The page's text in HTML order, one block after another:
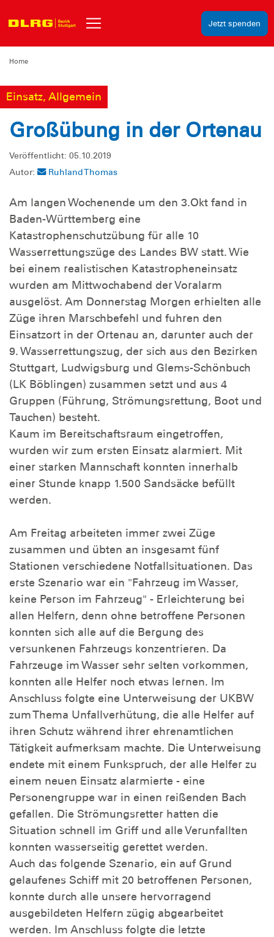
Jetzt spenden
Home
Einsatz, Allgemein
Großübung in der Ortenau
Veröffentlicht: 05.10.2019
Autor:
Ruhland Thomas
Am langen Wochenende um den 3.Okt fand in
Baden-Württemberg eine
Katastrophenschutzübung für alle 10
Wasserrettungszüge des Landes BW statt. Wie
bei einem realistischen Katastropheneinsatz
wurden am Mittwochabend der Voralarm
ausgelöst. Am Donnerstag Morgen erhielten alle
Züge ihren Marschbefehl und fuhren den
Einsatzort in der Ortenau an, darunter auch der
9. Wasserrettungszug, der sich aus den Bezirken
Stuttgart, Ludwigsburg und Glems-Schönbuch
(LK Böblingen) zusammen setzt und aus 4
Gruppen (Führung, Strömungsrettung, Boot und
Tauchen) besteht.
Kaum im Bereitschaftsraum eingetroffen,
wurden wir zum ersten Einsatz alarmiert. Mit
einer starken Mannschaft konnten innerhalb
einer Stunde knapp 1.500 Sandsäcke befüllt
werden.
Am Freitag arbeiteten immer zwei Züge
zusammen und übten an insgesamt fünf
Stationen verschiedene Notfallsituationen. Das
erste Szenario war ein "Fahrzeug im Wasser,
keine Person im Fahrzeug" - Erleichterung bei
allen Helfern, denn ohne betroffene Personen
konnten sich alle auf die Bergung des
versunkenen Fahrzeugs konzentrieren. Da
Fahrzeuge im Wasser sehr selten vorkommen,
konnten alle Helfer noch etwas lernen. Im
Anschluss folgte eine Unterweisung der UKBW
zum Thema Unfallverhütung, die alle Helfer auf
ihren Schutz während ihrer ehrenamtlichen
Tätigkeit aufmerksam machte. Die Unterweisung
endete mit einem Funkspruch, der alle Helfer zu
einem neuen Einsatz alarmierte - eine
Personengruppe war in einen reißenden Bach
gefallen. Die Strömungsretter hatten die
Situation schnell im Griff und alle Verunfallten
konnten wasserseitig gerettet werden.
Auch das folgende Szenario, ein auf Grund
gelaufenes Schiff mit 20 betroffenen Personen,
konnte durch alle unsere hervorragend
ausgebildeten Helfern zügig abgearbeitet
werden. Im Anschluss folgte die letzte